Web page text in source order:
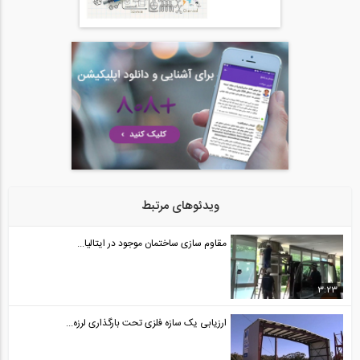
بخشی از فیلم آموزش طراحی سازه با نرم...
بخشی از فیلم آموزشی طراحی اتصالات جوشی...
1:28:47
فیلم جلسه اول دوره آنلاین ورود به حرفه...
23
04:59
ویدئوهای مرتبط
3:23
مقاوم سازی ساختمان موجود در ایتالیا...
ارزیابی یک سازه فلزی تحت بارگذاری لرزه...